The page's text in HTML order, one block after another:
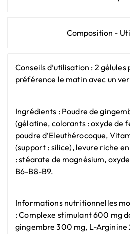
Composition -
Conseils d’utilisation : 2
préférence le matin avec un
Ingrédients : Poudre de
(gélatine, colorants : oxyde de
poudre d‘Eleuthérocoque,
(support : silice), levure riche
: stéarate de magnésium,
B6-B8-B9.
Informations nutritionnelles
: Complexe stimulant 600 mg
gingembre 300 mg, L-Arginine